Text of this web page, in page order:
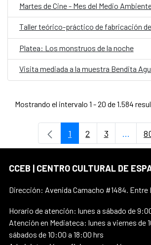
Martes de Cine - Mes del Medio
Platea: Los monstruos de la noche
Mostrando el intervalo 1 - 20 de 1.584
Página
1 Página
2 Página
3 ...
CCEB | CENTRO CULTURAL DE
Dirección: Avenida Camacho #1484. Entre
Horario de atención: lunes a sábado de
Atención en Mediateca: lunes a viernes de
sábados de 10:00 a 18:00 hrs